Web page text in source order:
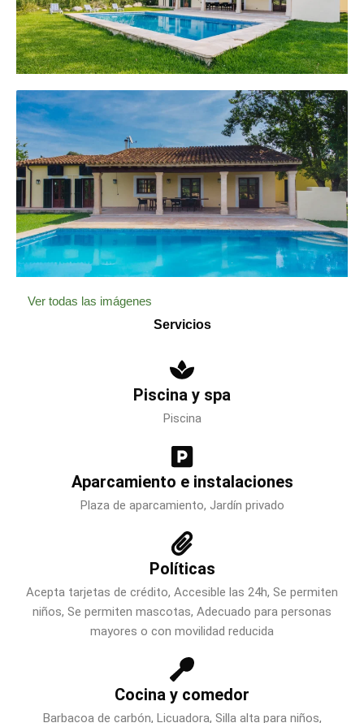
Ver todas las imágenes
Servicios
Piscina y spa
Piscina
Aparcamiento e instalaciones
Plaza de aparcamiento, Jardín privado
Políticas
Acepta tarjetas de crédito, Accesible las 24h, Se permiten
niños, Se permiten mascotas, Adecuado para personas
mayores o con movilidad reducida
Cocina y comedor
Barbacoa de carbón, Licuadora, Silla alta para niños,